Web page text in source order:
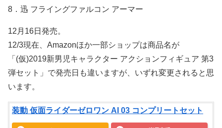
8．迅 フライングファルコン アーマー
12月16日発売。
12/3現在、Amazonほか一部ショップは商品名が
「(仮)2019新男児キャラクター アクションフィギュア 第3
弾セット」で発売日も違いますが、いずれ変更されると思
います。
装動 仮面ライダーゼロワン AI 03 コンプリートセット